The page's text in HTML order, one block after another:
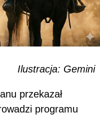
Ilustracja: Gemini
przekazał
programu